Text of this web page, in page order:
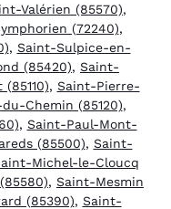
Valérien (85570),
(72240),
, Saint-Sulpice-en-
(85420), Saint-
, Saint-Pierre-
Chemin (85120),
, Saint-Paul-Mont-
(85500), Saint-
Michel-le-Cloucq
, Saint-Mesmin
(85390), Saint-